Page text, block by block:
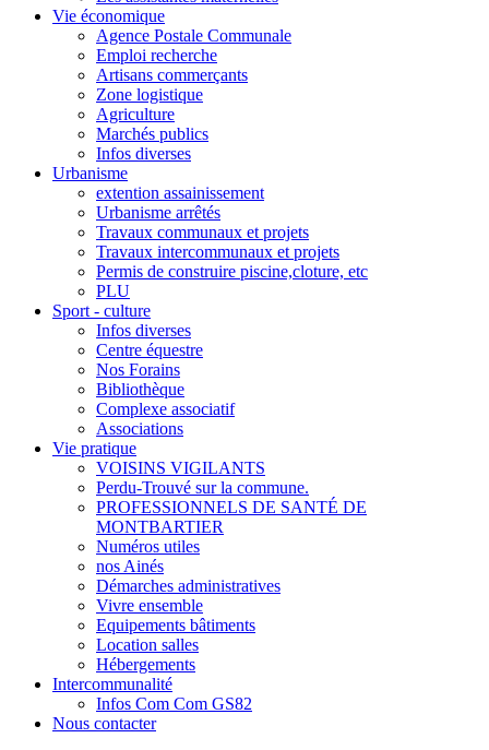
Vie économique
Agence Postale Communale
Emploi recherche
Artisans commerçants
Zone logistique
Agriculture
Marchés publics
Infos diverses
Urbanisme
extention assainissement
Urbanisme arrêtés
Travaux communaux et projets
Travaux intercommunaux et projets
Permis de construire piscine,cloture, etc
PLU
Sport - culture
Infos diverses
Centre équestre
Nos Forains
Bibliothèque
Complexe associatif
Associations
Vie pratique
VOISINS VIGILANTS
Perdu-Trouvé sur la commune.
PROFESSIONNELS DE SANTÉ DE
MONTBARTIER
Numéros utiles
nos Ainés
Démarches administratives
Vivre ensemble
Equipements bâtiments
Location salles
Hébergements
Intercommunalité
Infos Com Com GS82
Nous contacter